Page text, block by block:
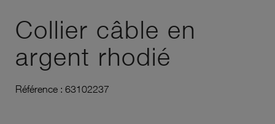
Collier câble en
argent rhodié
Référence : 63102237